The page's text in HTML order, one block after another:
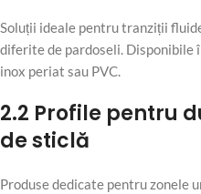
Soluții ideale pentru tranziții
diferite de pardoseli. Disponibile
inox periat sau PVC.
2.2 Profile pentru
de sticlă
Produse dedicate pentru zonele